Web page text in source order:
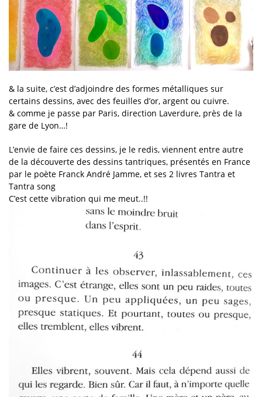
& la suite, c’est d’adjoindre des formes métalliques sur
certains dessins, avec des feuilles d’or, argent ou cuivre.
& comme je passe par Paris, direction Laverdure, près de la
gare de Lyon…!
L’envie de faire ces dessins, je le redis, viennent entre autre
de la découverte des dessins tantriques, présentés en France
par le poète Franck André Jamme, et ses 2 livres Tantra et
Tantra song
C’est cette vibration qui me meut..!!